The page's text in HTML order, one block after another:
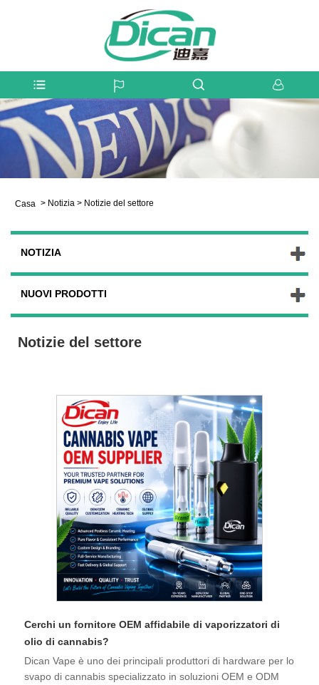
Casa > Notizia > Notizie del settore
NOTIZIA
NUOVI PRODOTTI
Notizie del settore
Cerchi un fornitore OEM affidabile di vaporizzatori di
olio di cannabis?
Dican Vape è uno dei principali produttori di hardware per lo
svapo di cannabis specializzato in soluzioni OEM e ODM